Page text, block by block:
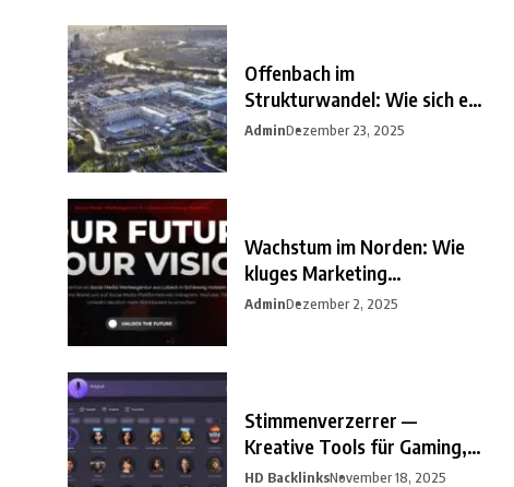
Offenbach im
Strukturwandel: Wie sich ein
unterschätzter
AdminDezember 23, 2025
Wachstum im Norden: Wie
kluges Marketing
Unternehmen
AdminDezember 2, 2025
Stimmenverzerrer —
Kreative Tools für Gaming,
Streaming
HD BacklinksNovember 18, 2025